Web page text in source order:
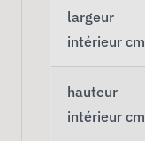
largeur
intérieur cm
hauteur
intérieur cm